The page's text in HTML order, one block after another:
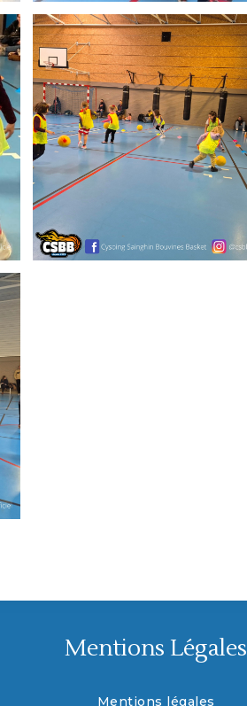
Mentions Légales
Mentions légales